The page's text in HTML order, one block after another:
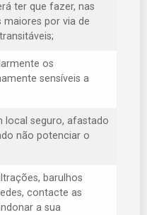
ter que fazer, nas
maiores por via de
os
sensíveis a
local seguro, afastado
não potenciar o
barulhos
contacte as
a sua